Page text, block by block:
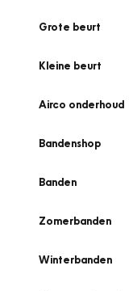
Grote beurt
Kleine beurt
Airco onderhoud
Bandenshop
Banden
Zomerbanden
Winterbanden